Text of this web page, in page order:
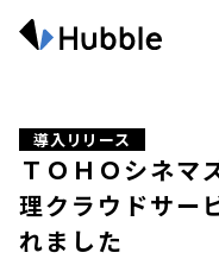
導入リリース
ＴＯＨＯシネマ
理クラウドサー
れました